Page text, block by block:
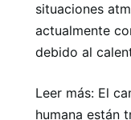
situaciones
actualmente
debido al
Leer más: El
humana están